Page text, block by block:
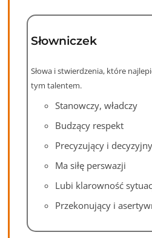
Słowniczek
Słowa i stwierdzenia, które
tym talentem.
Stanowczy, władczy
Budzący respekt
Precyzujący i decyzyjny
Ma siłę perswazji
Lubi klarowność
Przekonujący i